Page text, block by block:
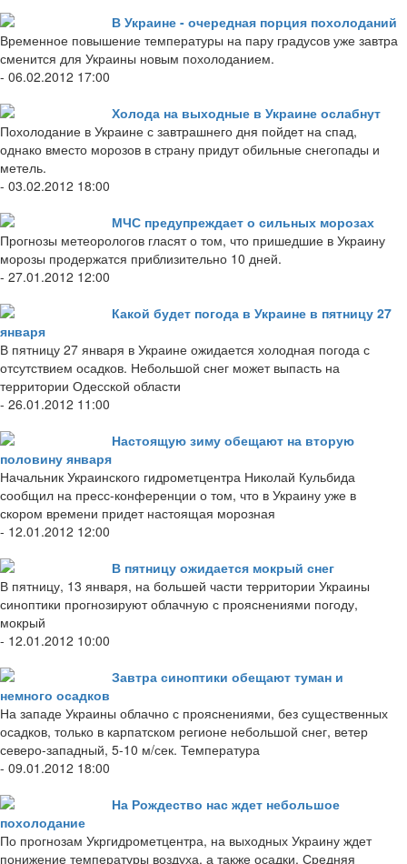
В Украине - очередная порция похолоданий
Временное повышение температуры на пару градусов уже завтра
сменится для Украины новым похолоданием.
- 06.02.2012 17:00
Холода на выходные в Украине ослабнут
Похолодание в Украине с завтрашнего дня пойдет на спад,
однако вместо морозов в страну придут обильные снегопады и
метель.
- 03.02.2012 18:00
МЧС предупреждает о сильных морозах
Прогнозы метеорологов гласят о том, что пришедшие в Украину
морозы продержатся приблизительно 10 дней.
- 27.01.2012 12:00
Какой будет погода в Украине в пятницу 27
января
В пятницу 27 января в Украине ожидается холодная погода с
отсутствием осадков. Небольшой снег может выпасть на
территории Одесской области
- 26.01.2012 11:00
Настоящую зиму обещают на вторую
половину января
Начальник Украинского гидрометцентра Николай Кульбида
сообщил на пресс-конференции о том, что в Украину уже в
скором времени придет настоящая морозная
- 12.01.2012 12:00
В пятницу ожидается мокрый снег
В пятницу, 13 января, на большей части территории Украины
синоптики прогнозируют облачную с прояснениями погоду,
мокрый
- 12.01.2012 10:00
Завтра синоптики обещают туман и
немного осадков
На западе Украины облачно с прояснениями, без существенных
осадков, только в карпатском регионе небольшой снег, ветер
северо-западный, 5-10 м/сек. Температура
- 09.01.2012 18:00
На Рождество нас ждет небольшое
похолодание
По прогнозам Укргидрометцентра, на выходных Украину ждет
понижение температуры воздуха, а также осадки. Средняя